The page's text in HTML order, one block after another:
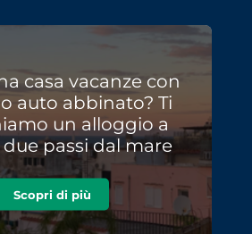
casa vacanze con
auto abbinato? Ti
un alloggio a
passi dal mare
Scopri di più